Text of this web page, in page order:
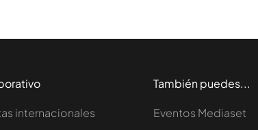
internacionales
También puedes...
Eventos Mediaset